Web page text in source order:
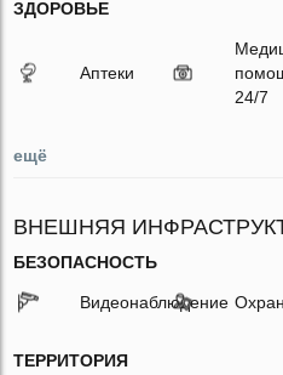
ЗДОРОВЬЕ
Аптеки
24/7
ещё
ВНЕШНЯЯ
БЕЗОПАСНОСТЬ
Видеонаблюдение
ТЕРРИТОРИЯ